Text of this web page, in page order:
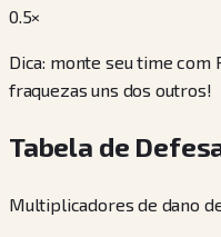
0.5×
Dica: monte seu time com
fraquezas uns dos outros!
Tabela de
Multiplicadores de dano